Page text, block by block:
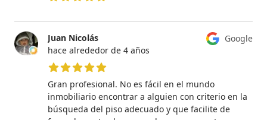
Google
Juan Nicolás
hace alrededor de 4 años
5 de 5 estrellas
Gran profesional. No es fácil en el mundo
inmobiliario encontrar a alguien con criterio en la
búsqueda del piso adecuado y que facilite de